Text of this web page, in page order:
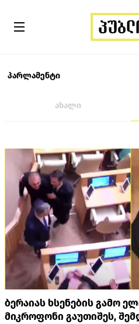
პარლამენტი
ახალი
ბერაიას ხსენების გამო
მიკროფონი გაუთიშეს,